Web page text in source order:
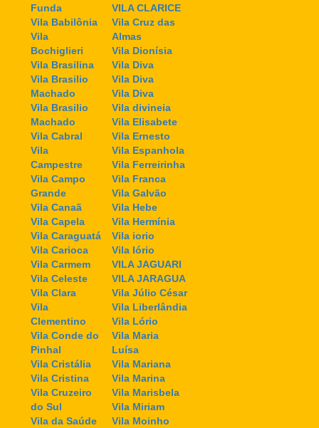
Funda
Vila Babilônia
Vila
Bochiglieri
Vila Brasilina
Vila Brasilio
Machado
Vila Brasilio
Machado
Vila Cabral
Vila
Campestre
Vila Campo
Grande
Vila Canaã
Vila Capela
Vila Caraguatá
Vila Carioca
Vila Carmem
Vila Celeste
Vila Clara
Vila
Clementino
Vila Conde do
Pinhal
Vila Cristália
Vila Cristina
Vila Cruzeiro
do Sul
Vila da Saúde
VILA CLARICE
Vila Cruz das
Almas
Vila Dionísia
Vila Diva
Vila Diva
Vila Diva
Vila divineia
Vila Elisabete
Vila Ernesto
Vila Espanhola
Vila Ferreirinha
Vila Franca
Vila Galvão
Vila Hebe
Vila Hermínia
Vila iorio
Vila Iório
VILA JAGUARI
VILA JARAGUA
Vila Júlio César
Vila Liberlândia
Vila Lório
Vila Maria
Luísa
Vila Mariana
Vila Marina
Vila Marisbela
Vila Miriam
Vila Moinho